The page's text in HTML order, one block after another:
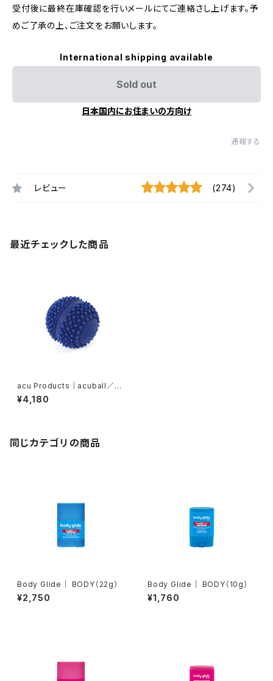
受付後に最終在庫確認を行いメールにてご連絡さし上げます。予
めご了承の上、ご注文をお願いします。
International shipping available
Sold out
日本国内にお住まいの方向け
通報する
レビュー (274)
最近チェックした商品
acu Products｜acuball／ア
キュボール（青）
¥4,180
同じカテゴリの商品
Body Glide｜ BODY（22g）
¥2,750
Body Glide｜ BODY（10g）
¥1,760